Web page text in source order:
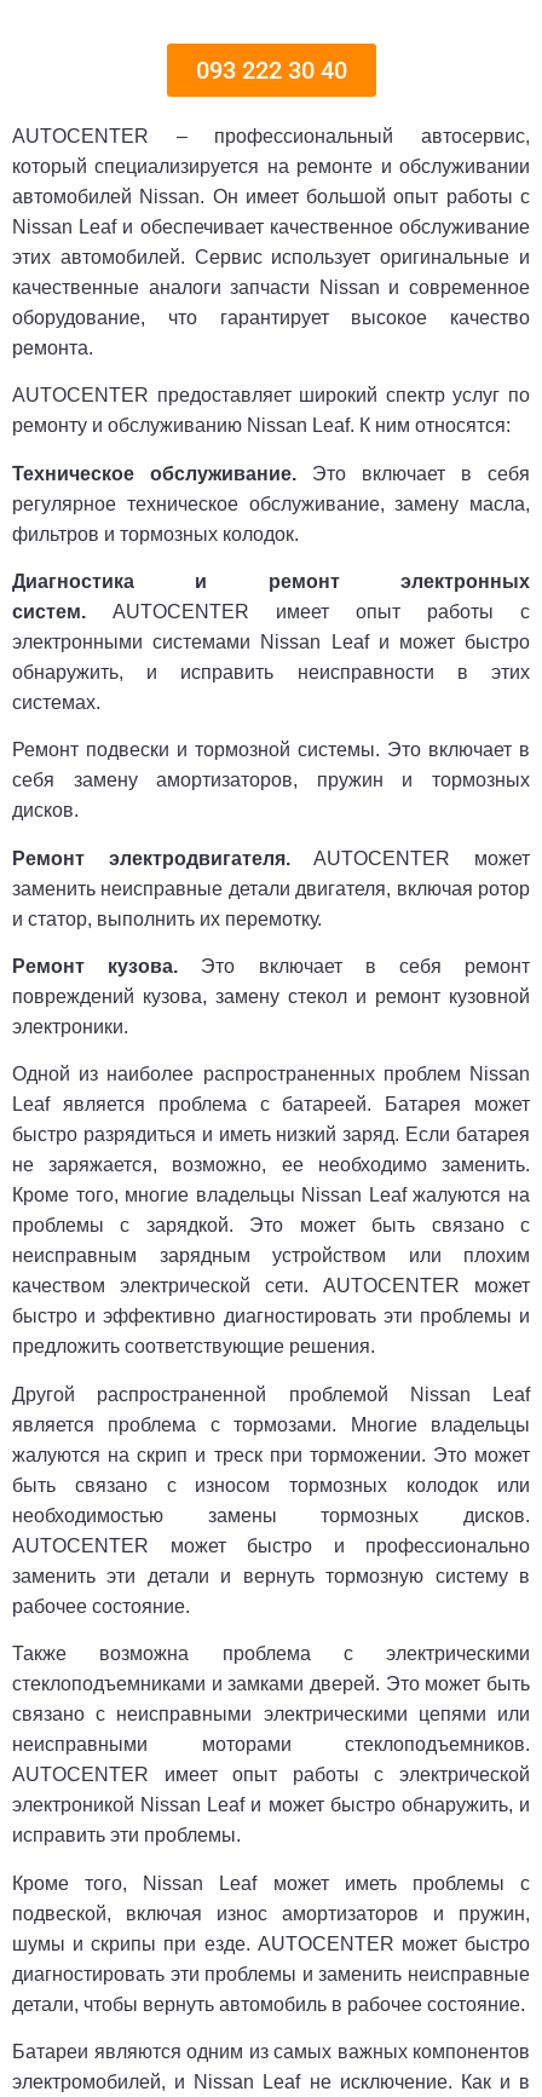
093 222 30 40
AUTOCENTER – профессиональный автосервис,
который специализируется на ремонте и обслуживании
автомобилей Nissan. Он имеет большой опыт работы с
Nissan Leaf и обеспечивает качественное обслуживание
этих автомобилей. Сервис использует оригинальные и
качественные аналоги запчасти Nissan и современное
оборудование, что гарантирует высокое качество
ремонта.
AUTOCENTER предоставляет широкий спектр услуг по
ремонту и обслуживанию Nissan Leaf. К ним относятся:
Техническое обслуживание. Это включает в себя
регулярное техническое обслуживание, замену масла,
фильтров и тормозных колодок.
Диагностика и ремонт электронных
систем. AUTOCENTER имеет опыт работы с
электронными системами Nissan Leaf и может быстро
обнаружить, и исправить неисправности в этих
системах.
Ремонт подвески и тормозной системы. Это включает в
себя замену амортизаторов, пружин и тормозных
дисков.
Ремонт электродвигателя.AUTOCENTER может
заменить неисправные детали двигателя, включая ротор
и статор, выполнить их перемотку.
Ремонт кузова. Это включает в себя ремонт
повреждений кузова, замену стекол и ремонт кузовной
электроники.
Одной из наиболее распространенных проблем Nissan
Leaf является проблема с батареей. Батарея может
быстро разрядиться и иметь низкий заряд. Если батарея
не заряжается, возможно, ее необходимо заменить.
Кроме того, многие владельцы Nissan Leaf жалуются на
проблемы с зарядкой. Это может быть связано с
неисправным зарядным устройством или плохим
качеством электрической сети. AUTOCENTER может
быстро и эффективно диагностировать эти проблемы и
предложить соответствующие решения.
Другой распространенной проблемой Nissan Leaf
является проблема с тормозами. Многие владельцы
жалуются на скрип и треск при торможении. Это может
быть связано с износом тормозных колодок или
необходимостью замены тормозных дисков.
AUTOCENTER может быстро и профессионально
заменить эти детали и вернуть тормозную систему в
рабочее состояние.
Также возможна проблема с электрическими
стеклоподъемниками и замками дверей. Это может быть
связано с неисправными электрическими цепями или
неисправными моторами стеклоподъемников.
AUTOCENTER имеет опыт работы с электрической
электроникой Nissan Leaf и может быстро обнаружить, и
исправить эти проблемы.
Кроме того, Nissan Leaf может иметь проблемы с
подвеской, включая износ амортизаторов и пружин,
шумы и скрипы при езде. AUTOCENTER может быстро
диагностировать эти проблемы и заменить неисправные
детали, чтобы вернуть автомобиль в рабочее состояние.
Батареи являются одним из самых важных компонентов
электромобилей, и Nissan Leaf не исключение. Как и в